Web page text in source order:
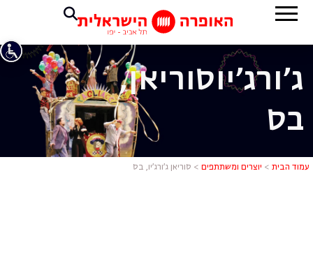
סוריאן
ג'ורג'יוסוריאן,
בס
עמוד הבית > יוצרים ומשתתפים > סוריאן ג’ורג’יו, בס